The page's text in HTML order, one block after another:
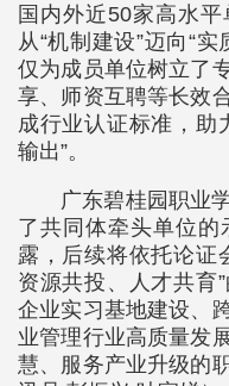
国内外近50家高水
从“机制建设”迈向“
仅为成员单位树立了
享、师资互聘等长效
成行业认证标准，助
输出”。
广东碧桂园职业
了共同体牵头单位
露，后续将依托论证
资源共投、人才共育
企业实习基地建设、
业管理行业高质量发
慧、服务产业升级的